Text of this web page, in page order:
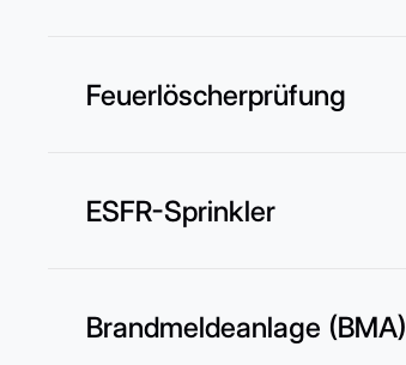
Feuerlöscherprüfung
ESFR-Sprinkler
Brandmeldeanlage (BMA)